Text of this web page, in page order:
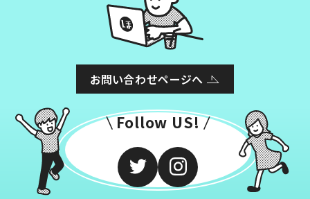
お問い合わせページへ
Follow US!